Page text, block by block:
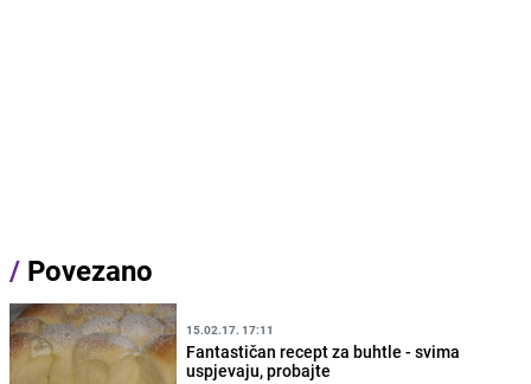
/ Povezano
15.02.17. 17:11
Fantastičan recept za buhtle - svima
uspjevaju, probajte